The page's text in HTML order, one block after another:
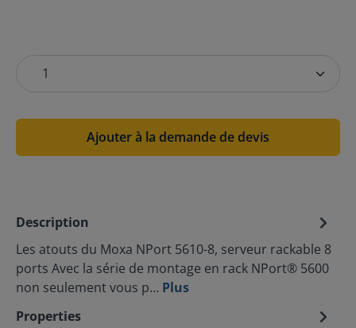
Ajouter à la demande de devis
Description
Les atouts du Moxa NPort 5610-8, serveur rackable 8
ports Avec la série de montage en rack NPort® 5600
non seulement vous p… Plus
Properties